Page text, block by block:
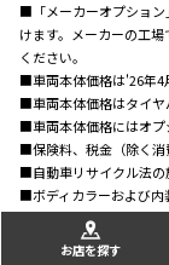
■「メーカーオプション
けます。メーカーの工
ください。
■車両本体価格は'26年4
■車両本体価格はタイヤ
■車両本体価格にはオプ
■保険料、税金（除く消
■自動車リサイクル法の
■ボディカラーおよび内
って見えることがあり
度等）により、ボディ
お店を探す